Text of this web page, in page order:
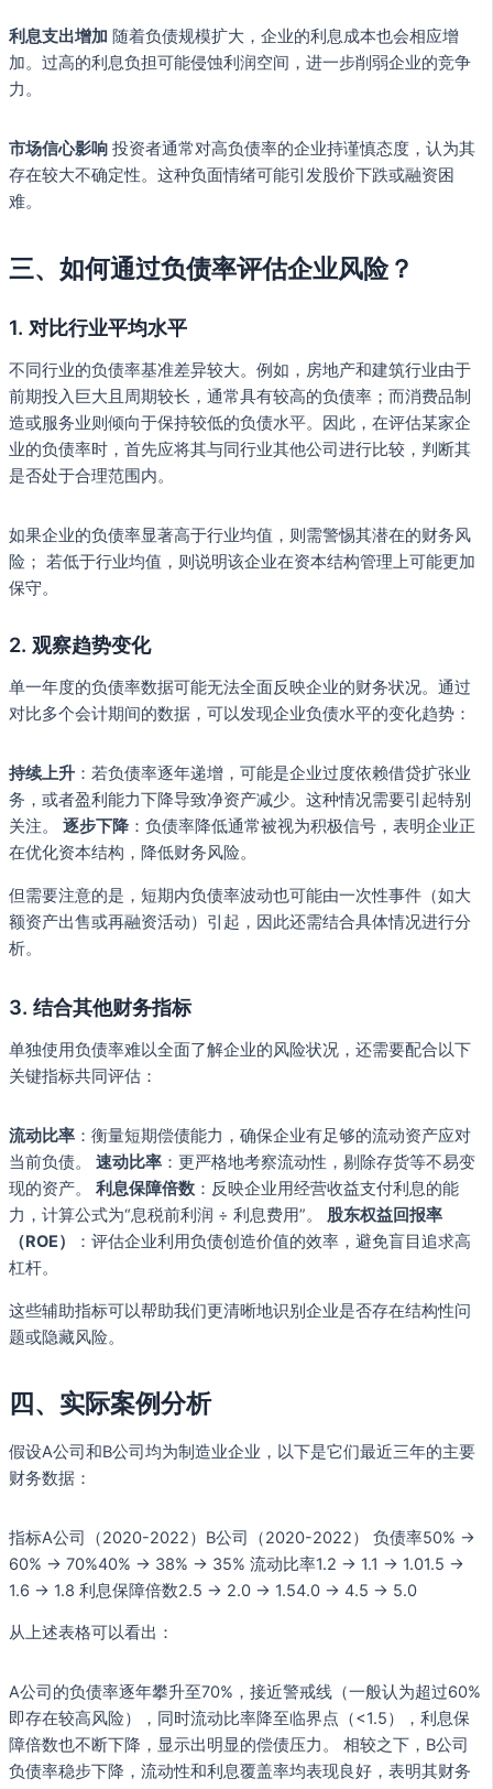
利息支出增加 随着负债规模扩大，企业的利息成本也会相应增
加。过高的利息负担可能侵蚀利润空间，进一步削弱企业的竞争
力。
市场信心影响 投资者通常对高负债率的企业持谨慎态度，认为其
存在较大不确定性。这种负面情绪可能引发股价下跌或融资困
难。
三、如何通过负债率评估企业风险？
1. 对比行业平均水平
不同行业的负债率基准差异较大。例如，房地产和建筑行业由于
前期投入巨大且周期较长，通常具有较高的负债率；而消费品制
造或服务业则倾向于保持较低的负债水平。因此，在评估某家企
业的负债率时，首先应将其与同行业其他公司进行比较，判断其
是否处于合理范围内。
如果企业的负债率显著高于行业均值，则需警惕其潜在的财务风
险； 若低于行业均值，则说明该企业在资本结构管理上可能更加
保守。
2. 观察趋势变化
单一年度的负债率数据可能无法全面反映企业的财务状况。通过
对比多个会计期间的数据，可以发现企业负债水平的变化趋势：
持续上升 ：若负债率逐年递增，可能是企业过度依赖借贷扩张业
务，或者盈利能力下降导致净资产减少。这种情况需要引起特别
关注。 逐步下降 ：负债率降低通常被视为积极信号，表明企业正
在优化资本结构，降低财务风险。
但需要注意的是，短期内负债率波动也可能由一次性事件（如大
额资产出售或再融资活动）引起，因此还需结合具体情况进行分
析。
3. 结合其他财务指标
单独使用负债率难以全面了解企业的风险状况，还需要配合以下
关键指标共同评估：
流动比率 ：衡量短期偿债能力，确保企业有足够的流动资产应对
当前负债。 速动比率 ：更严格地考察流动性，剔除存货等不易变
现的资产。 利息保障倍数 ：反映企业用经营收益支付利息的能
力，计算公式为“息税前利润 ÷ 利息费用”。 股东权益回报率
（ROE）
：评估企业利用负债创造价值的效率，避免盲目追求高
杠杆。
这些辅助指标可以帮助我们更清晰地识别企业是否存在结构性问
题或隐藏风险。
四、实际案例分析
假设A公司和B公司均为制造业企业，以下是它们最近三年的主要
财务数据：
指标A公司（2020-2022）B公司（2020-2022） 负债率50% →
60% → 70%40% → 38% → 35% 流动比率1.2 → 1.1 → 1.01.5 →
1.6 → 1.8 利息保障倍数2.5 → 2.0 → 1.54.0 → 4.5 → 5.0
从上述表格可以看出：
A公司的负债率逐年攀升至70%，接近警戒线（一般认为超过60%
即存在较高风险），同时流动比率降至临界点（<1.5），利息保
障倍数也不断下降，显示出明显的偿债压力。 相较之下，B公司
负债率稳步下降，流动性和利息覆盖率均表现良好，表明其财务